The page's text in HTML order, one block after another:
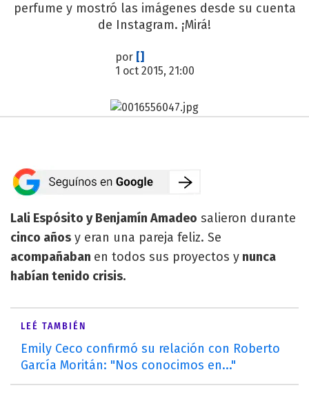
perfume y mostró las imágenes desde su cuenta
de Instagram. ¡Mirá!
por []
1 oct 2015, 21:00
Lali Espósito y Benjamín Amadeo salieron durante
cinco años y eran una pareja feliz. Se
acompañaban en todos sus proyectos y nunca
habían tenido crisis.
LEÉ TAMBIÉN
Emily Ceco confirmó su relación con Roberto
García Moritán: "Nos conocimos en..."